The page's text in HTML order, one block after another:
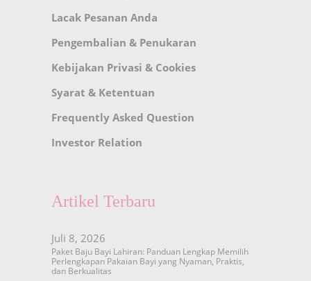
Lacak Pesanan Anda
Pengembalian & Penukaran
Kebijakan Privasi & Cookies
Syarat & Ketentuan
Frequently Asked Question
Investor Relation
Artikel Terbaru
Juli 8, 2026
Paket Baju Bayi Lahiran: Panduan Lengkap Memilih
Perlengkapan Pakaian Bayi yang Nyaman, Praktis,
dan Berkualitas